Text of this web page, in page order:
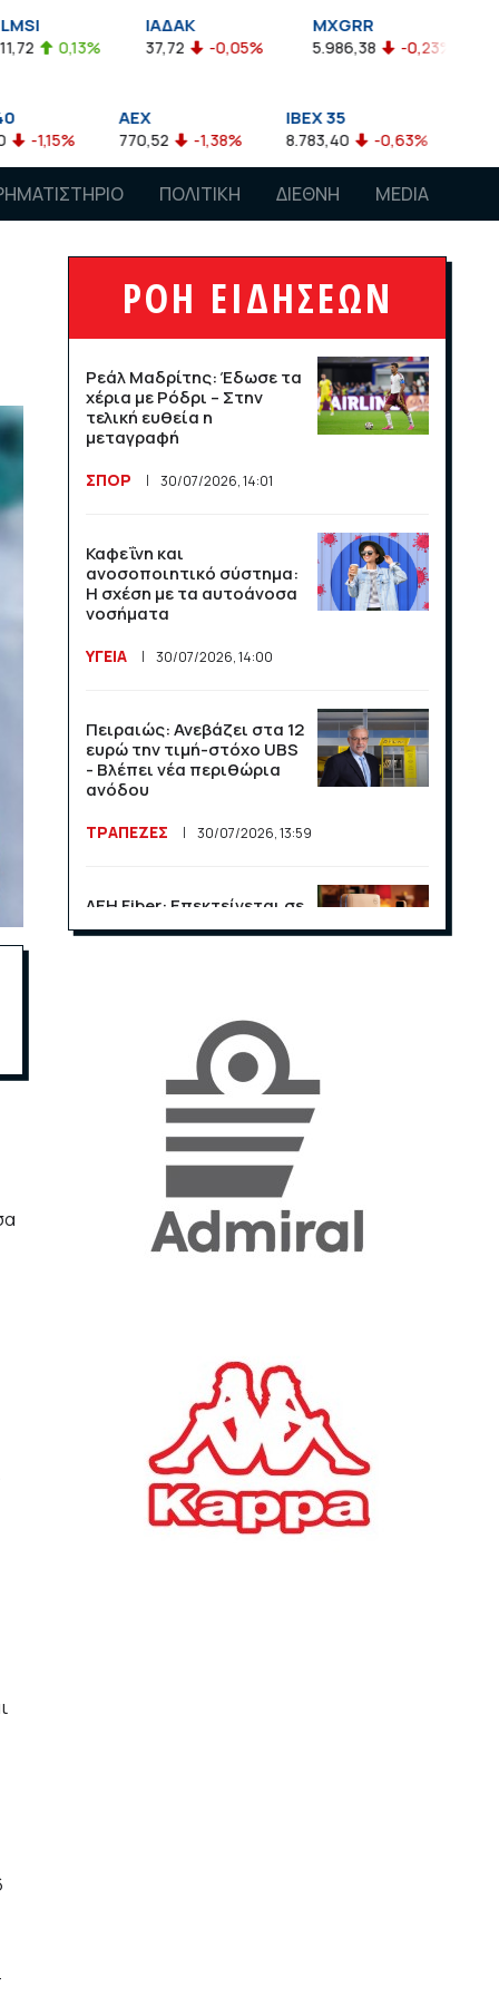
ΙΑΔΑΚ
37,72 -0,05% 5.986,38 -0,23%
ΣΑΓΔ
2.924,61
AEX
770,52 -1,38% 8.783,40 -0,63% 4.007,68
ΠΟΛΙΤΙΚΗ ΔΙΕΘΝΗ MEDIA
ΡΟΗ ΕΙΔΗΣΕΩΝ
Ρεάλ Μαδρίτης: Έδωσε τα
χέρια με Ρόδρι – Στην
τελική ευθεία η
μεταγραφή
ΣΠΟΡ 30/07/2026, 14:01
Καφεΐνη και
ανοσοποιητικό σύστημα:
Η σχέση με τα αυτοάνοσα
νοσήματα
ΥΓΕΙΑ 30/07/2026, 14:00
Πειραιώς: Ανεβάζει στα 12
ευρώ την τιμή-στόχο UBS
- Βλέπει νέα περιθώρια
ανόδου
ΤΡΑΠΕΖΕΣ 30/07/2026, 13:59
ΔΕΗ Fiber: Επεκτείνεται σε
15 νέες περιοχές σε Αττική
«Η ακρίβεια «γονατίζει»
την κοινωνία - Νέα μεγάλη
έρευνα της Pulse για το
ΟΙΚΟΝΟΜΙΑ 23/07/2026, 12:50
Aktor: Δεν θα γίνουν
δεκτές προσφορές κάτω
Κ. Πιερρακάκης: Νέα
εποχή για το Ολυμπιακό
Κωπηλατοδρόμιο - Η
δημόσια περιουσία είναι
περιουσία όλων των